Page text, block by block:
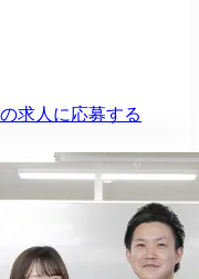
求人に応募する